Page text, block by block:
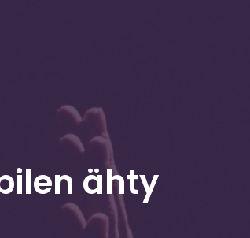
ähty